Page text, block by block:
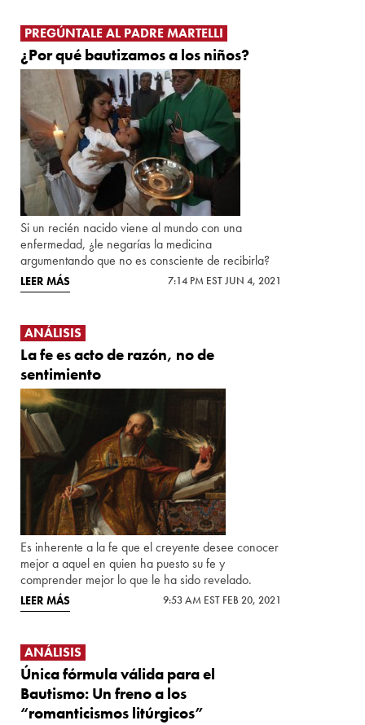
PREGÚNTALE AL PADRE MARTELLI
¿Por qué bautizamos a los niños?
Si un recién nacido viene al mundo con una
enfermedad, ¿le negarías la medicina
argumentando que no es consciente de recibirla?
LEER MÁS 7:14 PM EST JUN 4, 2021
ANÁLISIS
La fe es acto de razón, no de
sentimiento
Es inherente a la fe que el creyente desee conocer
mejor a aquel en quien ha puesto su fe y
comprender mejor lo que le ha sido revelado.
LEER MÁS 9:53 AM EST FEB 20, 2021
ANÁLISIS
Única fórmula válida para el
Bautismo: Un freno a los
“romanticismos litúrgicos”